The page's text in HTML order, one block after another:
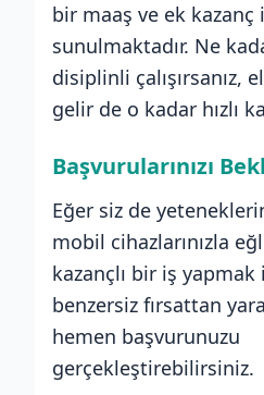
bir maaş ve ek kazanç
sunulmaktadır. Ne
disiplinli çalışırsanız,
gelir de o kadar hızlı
Başvurularınızı
Eğer siz de
mobil cihazlarınızla
kazançlı bir iş yapmak
benzersiz fırsattan
hemen başvurunuzu
gerçekleştirebilirsiniz.